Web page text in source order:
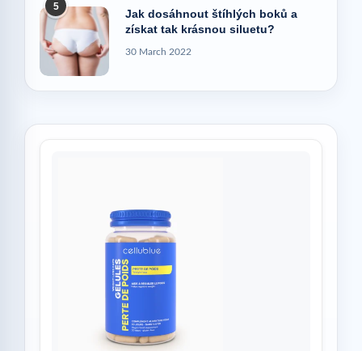
5
Jak dosáhnout štíhlých boků a
získat tak krásnou siluetu?
30 March 2022